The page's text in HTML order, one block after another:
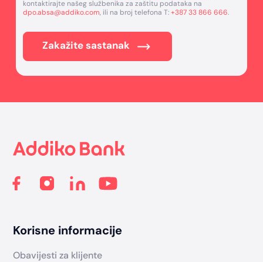
kontaktirajte našeg službenika za zaštitu podataka na
dpo.absa@addiko.com, ili na broj telefona T:+387 33 866 666.
Zakažite sastanak
Korisne informacije
Obavijesti za klijente